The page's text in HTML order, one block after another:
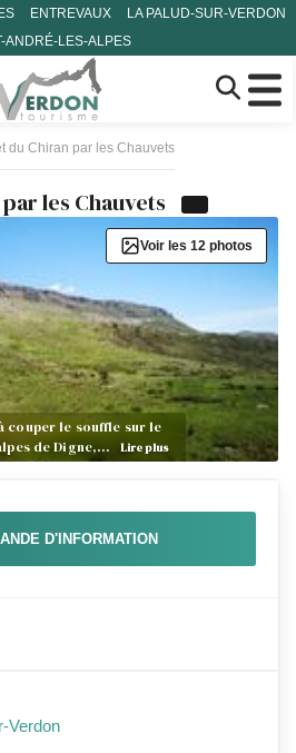
ENTREVAUX
LA PALUD-SUR-VERDON
ANDRÉ-LES-ALPES
du Chiran par les Chauvets
les Chauvets
couper le souffle sur le
de Digne,…
Lire plus
Voir les 12 photos
D'INFORMATION
Verdon